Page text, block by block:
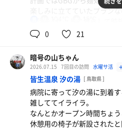
豚骨ラーメンとセットライス
あっさりでもなくこって
ナルな豚骨。
水
利用者がさほど多くなくて
蔵サウナと室サウナを交互に
楽しみに立てていたプラン
今月は長野・白骨の湯。白
身体はすでに温まっている
度に。
今日のサ室はスタート時
100℃以下へ。
GBGとしてはマイルドなセ
0 21
暗号の山ちゃん
2026.07.15 7回目の訪問 水曜サ活
皆生温泉 汐の湯 [ 鳥取県 ]
病院に寄って汐の湯に到着
雑しててイライラ。
なんとかオープン時間ちょう
休憩用の椅子が新設されたと